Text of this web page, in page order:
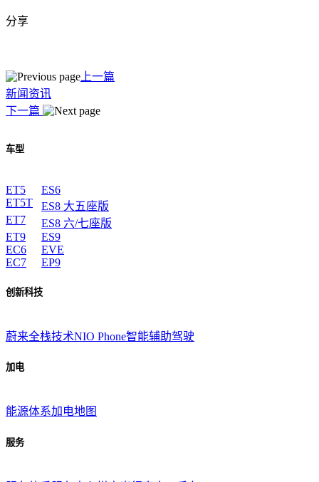
分享
上一篇
新闻资讯
下一篇
车型
ET5
ET5T
ET7
ET9
EC6
EC7
ES6
ES8 大五座版
ES8 六/七座版
ES9
EVE
EP9
创新科技
蔚来全栈技术NIO Phone智能辅助驾驶
加电
能源体系加电地图
服务